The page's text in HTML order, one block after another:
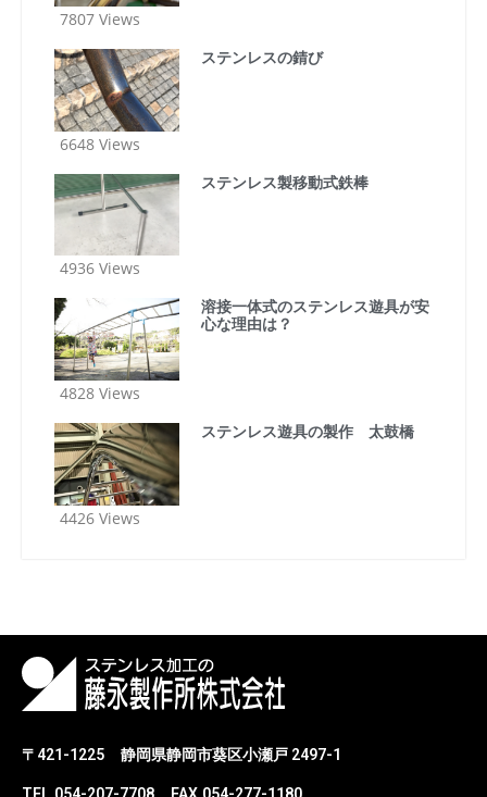
7807 Views
ステンレスの錆び
6648 Views
ステンレス製移動式鉄棒
4936 Views
溶接一体式のステンレス遊具が安
心な理由は？
4828 Views
ステンレス遊具の製作 太鼓橋
4426 Views
〒421-1225 静岡県静岡市葵区小瀬戸 2497-1